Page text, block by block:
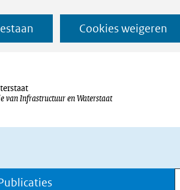
Cookies weigeren
van Infrastructuur en Waterstaat